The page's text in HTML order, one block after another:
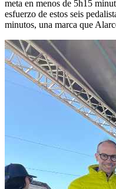
meta en menos de 5h15
esfuerzo de estos seis
minutos, una marca que